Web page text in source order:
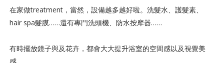
在家做treatment，當然，設備越多越好啦。 洗髮水、護髮素、
hair spa髮膜……還有專門洗頭機、防水按摩器……
有時擺放鏡子與及花卉，都會大大提升浴室的空間感以及視覺美